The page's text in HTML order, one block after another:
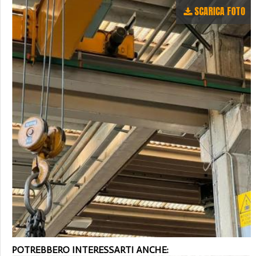
SCARICA FOTO
POTREBBERO INTERESSARTI ANCHE: